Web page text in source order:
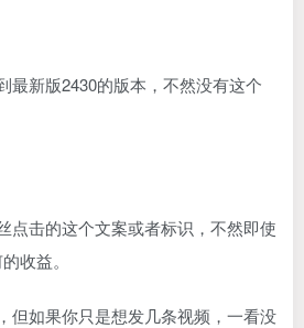
最新版2430的版本，不然没有这个
点击的这个文案或者标识，不然即使
收益。
但如果你只是想发几条视频，一看没